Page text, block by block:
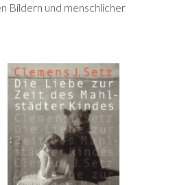
Bildern und menschlicher